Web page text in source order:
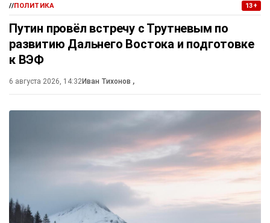
//ПОЛИТИКА 13+
Путин провёл встречу с Трутневым по
развитию Дальнего Востока и подготовке
к ВЭФ
6 августа 2026, 14:32Иван Тихонов ,